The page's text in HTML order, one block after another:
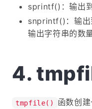
sprintf()：输出到
snprintf()：输出
输出字符串的数量
tmpfile()
函数创